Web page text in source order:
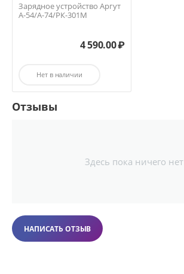
Зарядное устройство Аргут
А-54/А-74/РК-301М
4 590.00₽
Нет в наличии
Отзывы
Здесь пока ничего нет
НАПИСАТЬ ОТЗЫВ